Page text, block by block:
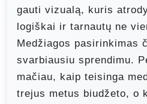
gauti vizualą, kuris
logiškai ir tarnautų ne
Medžiagos pasirinkimas
svarbiausiu sprendimu.
mačiau, kaip teisinga
trejus metus biudžeto, o